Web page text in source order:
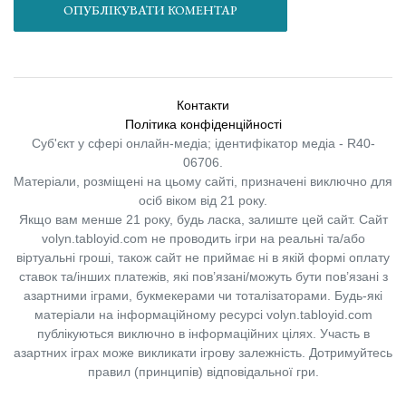
ОПУБЛІКУВАТИ КОМЕНТАР
Контакти
Політика конфіденційності
Суб'єкт у сфері онлайн-медіа; ідентифікатор медіа - R40-
06706.
Матеріали, розміщені на цьому сайті, призначені виключно для
осіб віком від 21 року.
Якщо вам менше 21 року, будь ласка, залиште цей сайт. Сайт
volyn.tabloyid.com не проводить ігри на реальні та/або
віртуальні гроші, також сайт не приймає ні в якій формі оплату
ставок та/інших платежів, які пов’язані/можуть бути пов’язані з
азартними іграми, букмекерами чи тоталізаторами. Будь-які
матеріали на інформаційному ресурсі volyn.tabloyid.com
публікуються виключно в інформаційних цілях. Участь в
азартних іграх може викликати ігрову залежність. Дотримуйтесь
правил (принципів) відповідальної гри.